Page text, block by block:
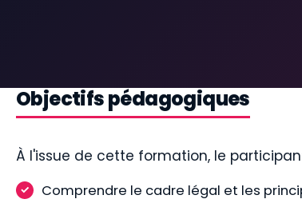
Objectifs pédagogiques
À l'issue de cette formation, le
Comprendre le cadre légal et les